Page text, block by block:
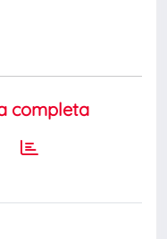
completa